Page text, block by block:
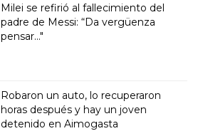
Milei se refirió al fallecimiento del
padre de Messi: “Da vergüenza
pensar..."
Robaron un auto, lo recuperaron
horas después y hay un joven
detenido en Aimogasta